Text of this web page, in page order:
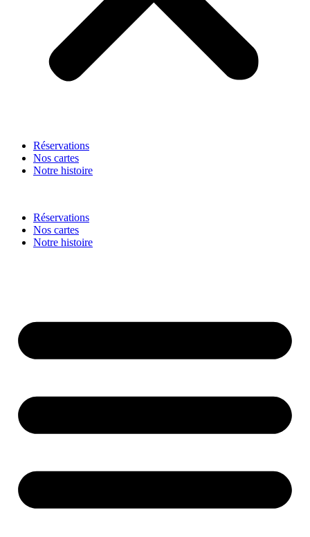
Réservations
Nos cartes
Notre histoire
Réservations
Nos cartes
Notre histoire